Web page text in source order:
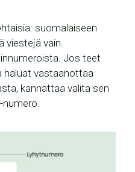
suomalaiseen
viestejä vain
Jos teet
haluat vastaanottaa
kannattaa valita sen
numero.